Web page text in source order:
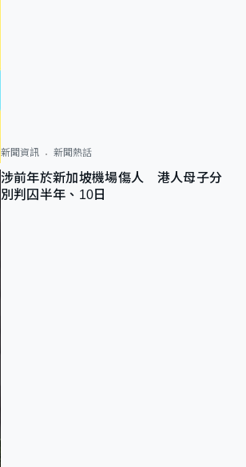
新聞資訊 新聞熱話
涉前年於新加坡機場傷人 港人母子分
別判囚半年、10日